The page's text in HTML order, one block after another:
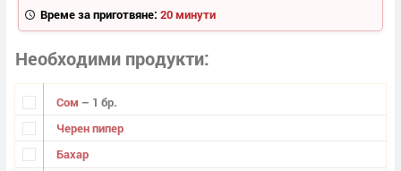
Време за приготвяне: 20 минути
Необходими продукти
Сом – 1 бр.
Черен пипер
Бахар